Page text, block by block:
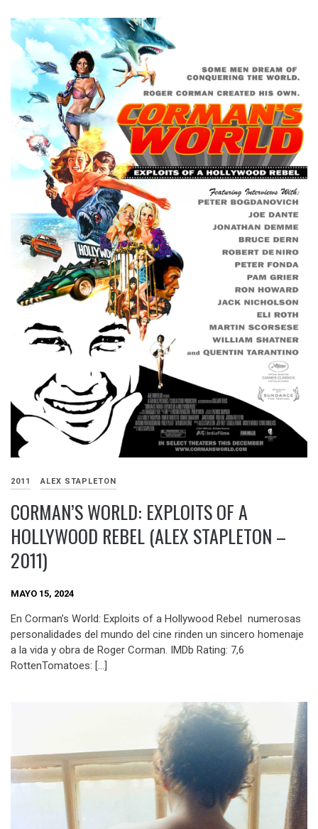
2011 ALEX STAPLETON
CORMAN’S WORLD: EXPLOITS OF A
HOLLYWOOD REBEL (ALEX STAPLETON –
2011)
MAYO 15, 2024
En Corman’s World: Exploits of a Hollywood Rebel numerosas
personalidades del mundo del cine rinden un sincero homenaje
a la vida y obra de Roger Corman. IMDb Rating: 7,6
RottenTomatoes: […]